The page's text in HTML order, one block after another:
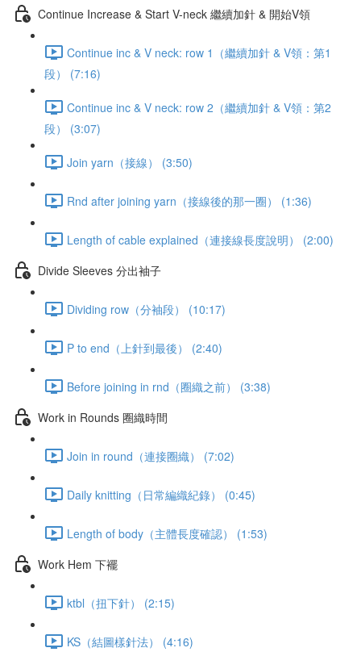
Continue Increase & Start V-neck 繼續加針 & 開始V領
Continue inc & V neck: row 1（繼續加針 & V領：第1
段） (7:16)
Continue inc & V neck: row 2（繼續加針 & V領：第2
段） (3:07)
Join yarn（接線） (3:50)
Rnd after joining yarn（接線後的那一圈） (1:36)
Length of cable explained（連接線長度說明） (2:00)
Divide Sleeves 分出袖子
Dividing row（分袖段） (10:17)
P to end（上針到最後） (2:40)
Before joining in rnd（圈織之前） (3:38)
Work in Rounds 圈織時間
Join in round（連接圈織） (7:02)
Daily knitting（日常編織紀錄） (0:45)
Length of body（主體長度確認） (1:53)
Work Hem 下襬
ktbl（扭下針） (2:15)
KS（結圖樣針法） (4:16)